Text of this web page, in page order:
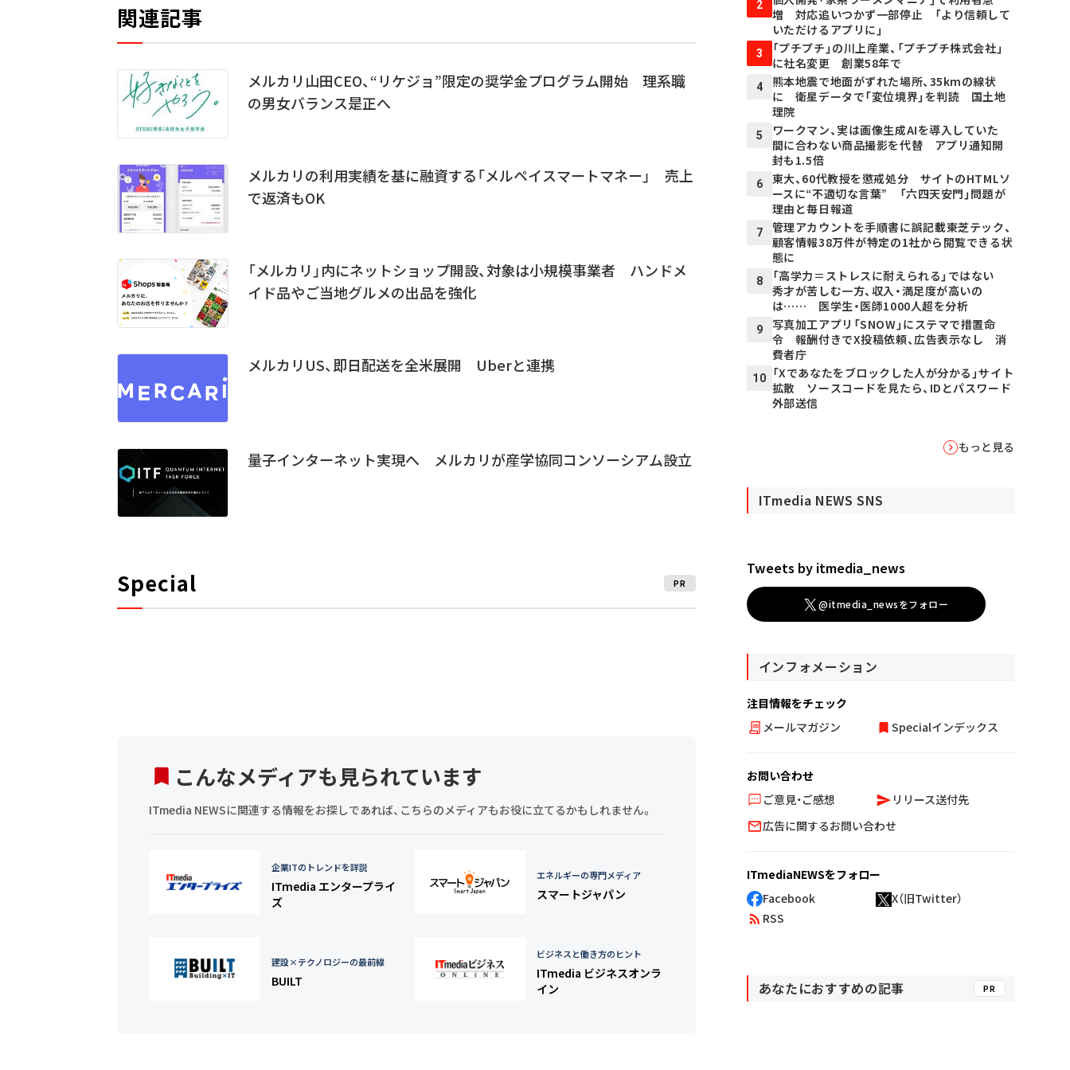
関連記事
メルカリ山田CEO、“リケジョ”限定の奨学金プログラム開始 理系職
の男女バランス是正へ
メルカリの利用実績を基に融資する「メルペイスマートマネー」 売上
で返済もOK
「メルカリ」内にネットショップ開設、対象は小規模事業者 ハンドメ
イド品やご当地グルメの出品を強化
メルカリUS、即日配送を全米展開 Uberと連携
量子インターネット実現へ メルカリが産学協同コンソーシアム設立
Special PR
こんなメディアも見られています
ITmedia NEWSに関連する情報をお探しであれば、こちらのメディアもお役に立てるかもしれません。
企業ITのトレンドを詳説
ITmedia エンタープライ
ズ
エネルギーの専門メディア
スマートジャパン
建設×テクノロジーの最前線
BUILT
ビジネスと働き方のヒント
ITmedia ビジネスオンラ
イン
2
増 対応追いつかず一部停止 「より信頼して
いただけるアプリに」
3
「プチプチ」の川上産業、「プチプチ株式会社」
に社名変更 創業58年で
4
熊本地震で地面がずれた場所、35kmの線状
に 衛星データで「変位境界」を判読 国土地
理院
5
ワークマン、実は画像生成AIを導入していた
間に合わない商品撮影を代替 アプリ通知開
封も1.5倍
6
東大、60代教授を懲戒処分 サイトのHTMLソ
ースに“不適切な言葉” 「六四天安門」問題が
理由と毎日報道
7
管理アカウントを手順書に誤記載――東芝テック、
顧客情報38万件が特定の1社から閲覧できる状
態に
8
「高学力＝ストレスに耐えられる」ではない
秀才が苦しむ一方、収入・満足度が高いの
は…… 医学生・医師1000人超を分析
9
写真加工アプリ「SNOW」にステマで措置命
令 報酬付きでX投稿依頼、広告表示なし 消
費者庁
10
「Xであなたをブロックした人が分かる」サイト
拡散 ソースコードを見たら、IDとパスワード
外部送信
もっと見る
ITmedia NEWS SNS
Tweets by itmedia_news
@itmedia_newsをフォロー
インフォメーション
注目情報をチェック
メールマガジン
Specialインデックス
お問い合わせ
ご意見・ご感想
リリース送付先
広告に関するお問い合わせ
ITmediaNEWSをフォロー
Facebook
X（旧Twitter）
RSS
あなたにおすすめの記事 PR